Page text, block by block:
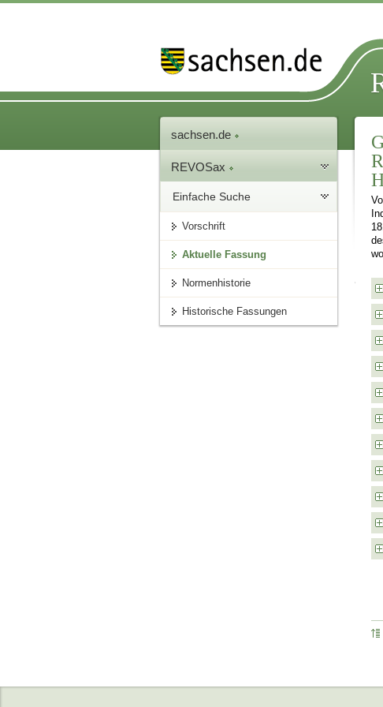
sachsen.de
REVOSax
Einfache Suche
Vorschrift
Aktuelle Fassung
Normenhistorie
Historische Fassungen